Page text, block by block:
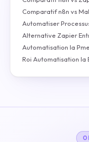
Comparatif n8n vs
Automatiser
Alternative Zapier
Automatisation Ia Pme
Roi Automatisation Ia